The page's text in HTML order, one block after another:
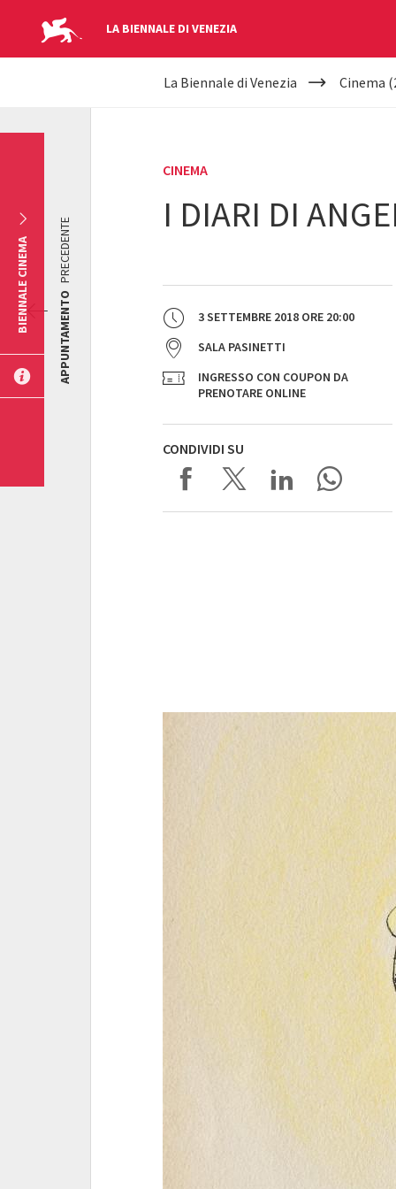
LA BIENNALE DI VENEZIA
YOUR
La Biennale di Venezia Cinema
CINEMA
I DIARI DI
3 SETTEMBRE 2018 ORE 20:00
SALA PASINETTI
INGRESSO CON COUPON DA
PRENOTARE ONLINE
CONDIVIDI SU
APPUNTAMENTO
PRECEDENTE
BIENNALE CINEMA